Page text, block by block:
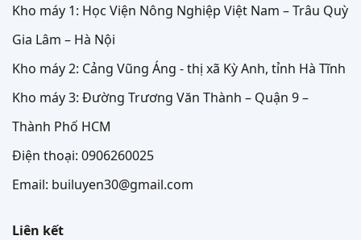
Kho máy 1: Học Viện Nông Nghiệp Việt Nam – Trâu Quỳ
Gia Lâm – Hà Nội
Kho máy 2: Cảng Vũng Áng - thị xã Kỳ Anh, tỉnh Hà Tĩnh
Kho máy 3: Đường Trương Văn Thành – Quận 9 –
Thành Phố HCM
Điện thoại: 0906260025
Email: builuyen30@gmail.com
Liên kết